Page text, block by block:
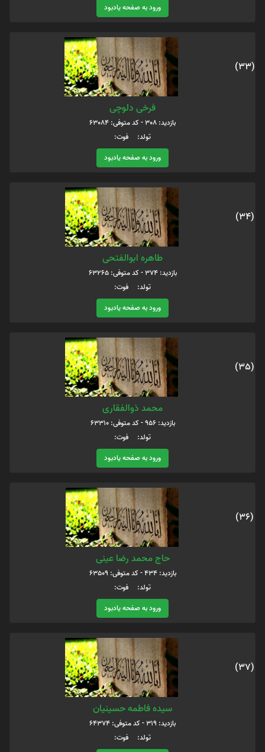
ورود به صفحه یادبود
(33)
فرخی دلوچی
بازدید: 308 - کد متوفی: 63084
تولد: فوت:
ورود به صفحه یادبود
(34)
طاهره ابوالفتحی
بازدید: 374 - کد متوفی: 63265
تولد: فوت:
ورود به صفحه یادبود
(35)
محمد ذوالفقاری
بازدید: 956 - کد متوفی: 63310
تولد: فوت:
ورود به صفحه یادبود
(36)
حاج محمد رضا عینی
بازدید: 434 - کد متوفی: 63509
تولد: فوت:
ورود به صفحه یادبود
(37)
سيده فاطمه حسينيان
بازدید: 319 - کد متوفی: 64374
تولد: فوت: